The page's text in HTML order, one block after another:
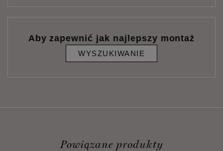
Aby zapewnić jak najlepszy montaż
WYSZUKIWANIE
Powiązane produkty